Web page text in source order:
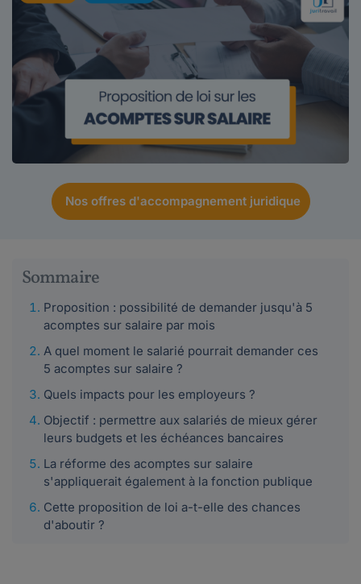
Nos offres d'accompagnement juridique
Sommaire
Proposition : possibilité de demander jusqu'à 5
acomptes sur salaire par mois
A quel moment le salarié pourrait demander ces
5 acomptes sur salaire ?
Quels impacts pour les employeurs ?
Objectif : permettre aux salariés de mieux gérer
leurs budgets et les échéances bancaires
La réforme des acomptes sur salaire
s'appliquerait également à la fonction publique
Cette proposition de loi a-t-elle des chances
d'aboutir ?